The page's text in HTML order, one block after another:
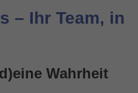
– Ihr Team, in
Wahrheit